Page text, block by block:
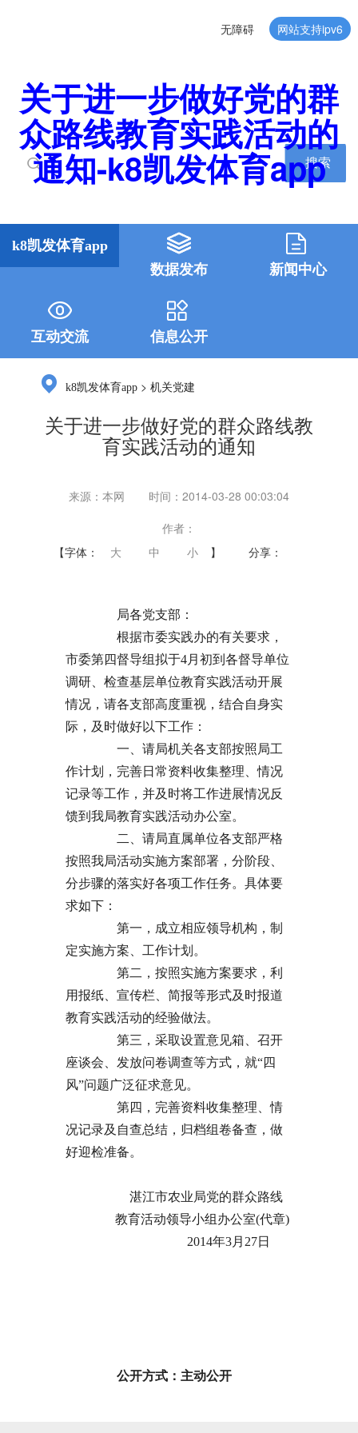
无障碍 网站支持ipv6
关于进一步做好党的群
众路线教育实践活动的
通知-k8凯发体育app
搜索
k8凯发体育app
数据发布
新闻中心
互动交流 信息公开
k8凯发体育app >机关党建
关于进一步做好党的群众路线教
育实践活动的通知
来源：本网
时间：2014-03-28 00:03:04
作者：
【字体：
大 中 小 】 分享：
局各党支部：
根据市委实践办的有关要求，
市委第四督导组拟于4月初到各督导单位
调研、检查基层单位教育实践活动开展
情况，请各支部高度重视，结合自身实
际，及时做好以下工作：
一、请局机关各支部按照局工
作计划，完善日常资料收集整理、情况
记录等工作，并及时将工作进展情况反
馈到我局教育实践活动办公室。
二、请局直属单位各支部严格
按照我局活动实施方案部署，分阶段、
分步骤的落实好各项工作任务。具体要
求如下：
第一，成立相应领导机构，制
定实施方案、工作计划。
第二，按照实施方案要求，利
用报纸、宣传栏、简报等形式及时报道
教育实践活动的经验做法。
第三，采取设置意见箱、召开
座谈会、发放问卷调查等方式，就“四
风”问题广泛征求意见。
第四，完善资料收集整理、情
况记录及自查总结，归档组卷备查，做
好迎检准备。
湛江市农业局党的群众路线
教育活动领导小组办公室(代章)
2014年3月27日
公开方式：主动公开